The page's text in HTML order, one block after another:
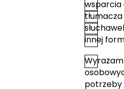
innej
Zgoda*
potrzeby